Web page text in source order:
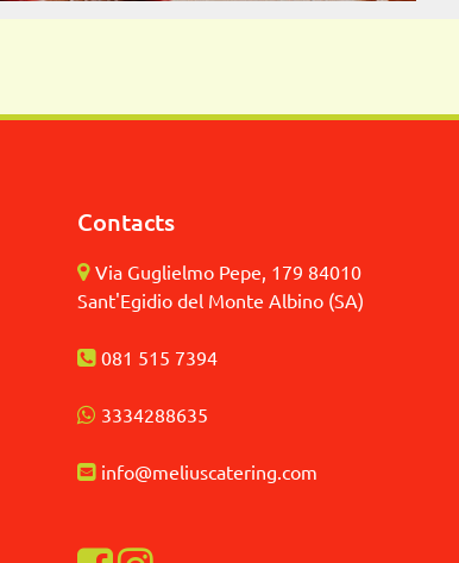
Contacts
Via Guglielmo Pepe, 179 84010
Sant'Egidio del Monte Albino (SA)
081 515 7394
3334288635
info@meliuscatering. com
Visualizza la nostra pagina Facebook
Visualizza il nostro profilo Instagram